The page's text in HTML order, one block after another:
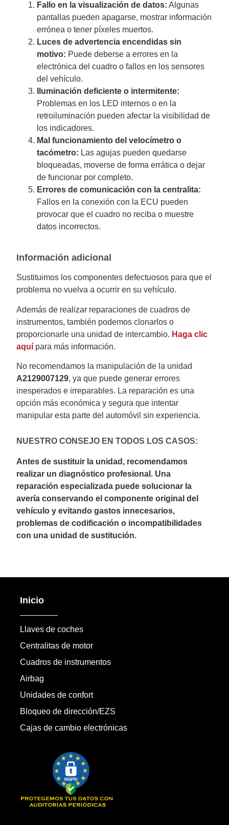
Fallo en la visualización de datos: Algunas
pantallas pueden apagarse, mostrar información
errónea o tener píxeles muertos.
Luces de advertencia encendidas sin
motivo: Puede deberse a errores en la
electrónica del cuadro o fallos en los sensores
del vehículo.
Iluminación deficiente o intermitente:
Problemas en los LED internos o en la
retroiluminación pueden afectar la visibilidad de
los indicadores.
Mal funcionamiento del velocímetro o
tacómetro: Las agujas pueden quedarse
bloqueadas, moverse de forma errática o dejar
de funcionar por completo.
Errores de comunicación con la centralita:
Fallos en la conexión con la ECU pueden
provocar que el cuadro no reciba o muestre
datos incorrectos.
Información adicional
Sustituimos los componentes defectuosos para que el
problema no vuelva a ocurrir en su vehículo.
Además de realizar reparaciones de cuadros de
instrumentos, también podemos clonarlos o
proporcionarle una unidad de intercambio. Haga clic
aquí para más información.
No recomendamos la manipulación de la unidad
A2129007129, ya que puede generar errores
inesperados e irreparables. La reparación es una
opción más económica y segura que intentar
manipular esta parte del automóvil sin experiencia.
NUESTRO CONSEJO EN TODOS LOS CASOS:
Antes de sustituir la unidad, recomendamos
realizar un diagnóstico profesional. Una
reparación especializada puede solucionar la
avería conservando el componente original del
vehículo y evitando gastos innecesarios,
problemas de codificación o incompatibilidades
con una unidad de sustitución.
Inicio
Llaves de coches
Centralitas de motor
Cuadros de instrumentos
Airbag
Unidades de confort
Bloqueo de dirección/EZS
Cajas de cambio electrónicas